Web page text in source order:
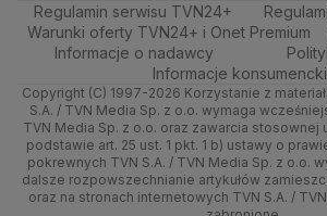
Ministerstwo Rozwoju i Technologii
Ministerstwo Sportu i Turystyki
Ministerstwo Cyfryzacji
Ministerstwo Edukacji Narodowej
Ministerstwo Finansów
Ministerstwo Klimatu i Środowiska
Ministerstwo Nauki i Szkolnictwa Wyższego
Ministerstwo Sprawiedliwości
Quizy
Lublin
Lubuskie
Olsztyn
Opole
Rzeszów
Tech
Moto
Dla seniora
Turystyka
Świat
Nauka
Ciekawostki
Podróże
Smog
Siatkówka
Tech
Nauka
Rozrywka
Zrealizuj voucher
Regulamin serwisu TVN24+
Warunki oferty TVN24+ i Onet Premium
Informacje o nadawcy
Informacje
Copyright (C) 1997-2026 Korzystanie z
S.A. / TVN Media Sp. z o.o. wymaga
TVN Media Sp. z o.o. oraz zawarcia stosownej
podstawie art. 25 ust. 1 pkt. 1 b) ustawy o
pokrewnych TVN S.A. / TVN Media Sp. z o.o.
dalsze rozpowszechnianie artykułów
oraz na stronach internetowych TVN S.A. /